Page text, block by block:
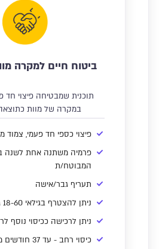
ביטוח חיים למקרה
תוכנית שמבטיחה פיצוי חד
במקרה של מוות
פיצוי כספי חד פעמי, צמוד
פרמיה משתנה אחת לשנה
המבוטח/ת
תעריף גבר/אישה
ניתן להצטרף בגילאי 18-60 גיל תום 65
ניתן לרכישה ככיסוי נוסף
כיסוי רחב - עד 37 חודשים מיום התאונה